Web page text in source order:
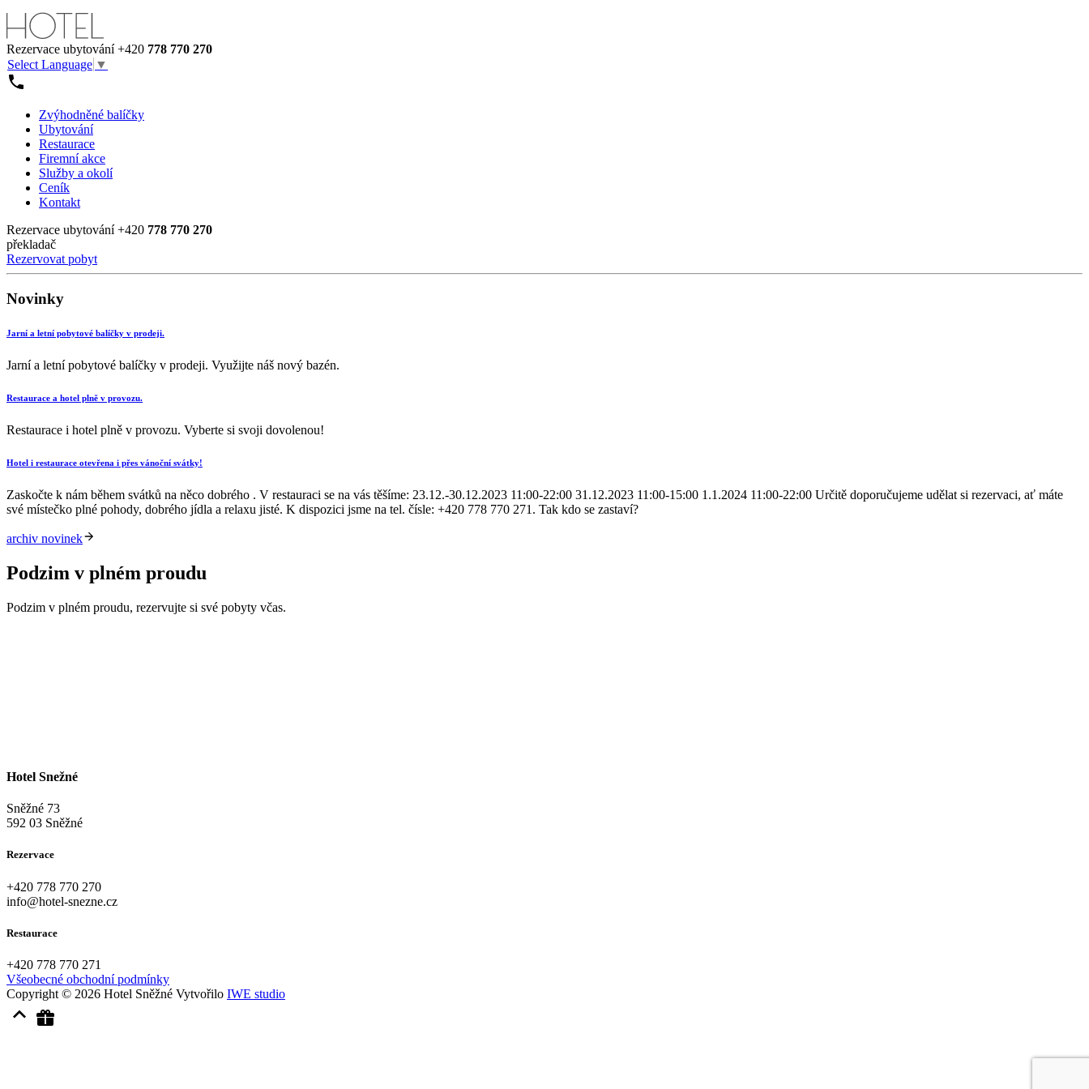
Rezervace ubytování+420 778 770 270
Select Language ▼
Zvýhodněné balíčky
Ubytování
Restaurace
Firemní akce
Služby a okolí
Ceník
Kontakt
Rezervace ubytování+420 778 770 270
překladač
Rezervovat pobyt
Novinky
Jarní a letní pobytové balíčky v prodeji.
Jarní a letní pobytové balíčky v prodeji. Využijte náš nový bazén.
Restaurace a hotel plně v provozu.
Restaurace i hotel plně v provozu. Vyberte si svoji dovolenou!
Hotel i restaurace otevřena i přes vánoční svátky!
Zaskočte k nám během svátků na něco dobrého . V restauraci se na vás těšíme: 23.12.-30.12.2023 11:00-22:00 31.12.2023 11:00-15:00 1.1.2024 11:00-22:00 Určitě doporučujeme udělat si rezervaci, ať máte
své místečko plné pohody, dobrého jídla a relaxu jisté. K dispozici jsme na tel. čísle: +420 778 770 271. Tak kdo se zastaví?
archiv novinek
Podzim v plném proudu
Podzim v plném proudu, rezervujte si své pobyty včas.
Hotel Snežné
Sněžné 73
592 03 Sněžné
Rezervace
+420 778 770 270
info@hotel-snezne.cz
Restaurace
+420 778 770 271
Všeobecné obchodní podmínky
Copyright © 2026 Hotel Sněžné Vytvořilo IWE studio